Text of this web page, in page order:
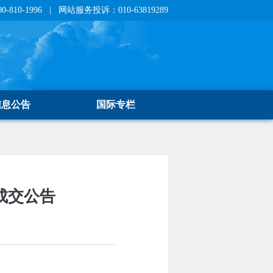
810-1996 | 网站服务投诉：010-63819289
公告 国际专栏
交公告